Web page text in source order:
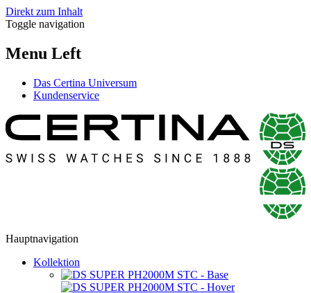
Direkt zum Inhalt
Toggle navigation
Menu Left
Das Certina Universum
Kundenservice
Hauptnavigation
Kollektion